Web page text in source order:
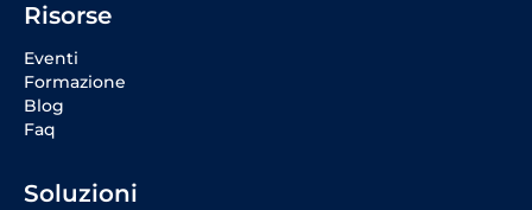
Risorse
Eventi
Formazione
Blog
Faq
Soluzioni